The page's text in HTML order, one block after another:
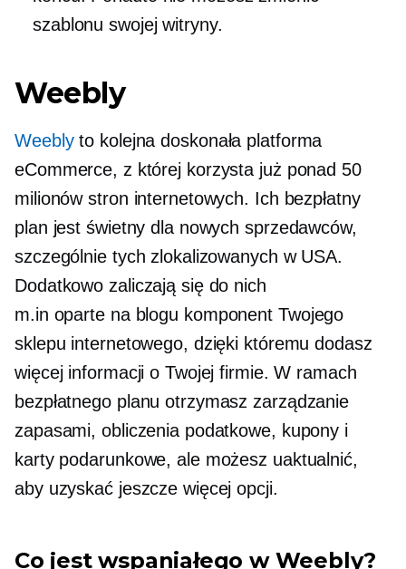
szablonu swojej witryny.
Weebly
Weeblyto kolejna doskonała platforma
eCommerce, z której korzysta już ponad 50
milionów stron internetowych. Ich bezpłatny
plan jest świetny dla nowych sprzedawców,
szczególnie tych zlokalizowanych w USA.
Dodatkowo zaliczają się do nich
m.in oparte na blogu komponent Twojego
sklepu internetowego, dzięki któremu dodasz
więcej informacji o Twojej firmie. W ramach
bezpłatnego planu otrzymasz zarządzanie
zapasami, obliczenia podatkowe, kupony i
karty podarunkowe, ale możesz uaktualnić,
aby uzyskać jeszcze więcej opcji.
Co jest wspaniałego w Weebly?